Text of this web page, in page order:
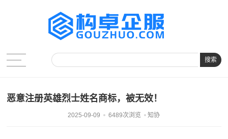
搜索
恶意注册英雄烈士姓名商标，被无效！
2025-09-09 6489次浏览 知协